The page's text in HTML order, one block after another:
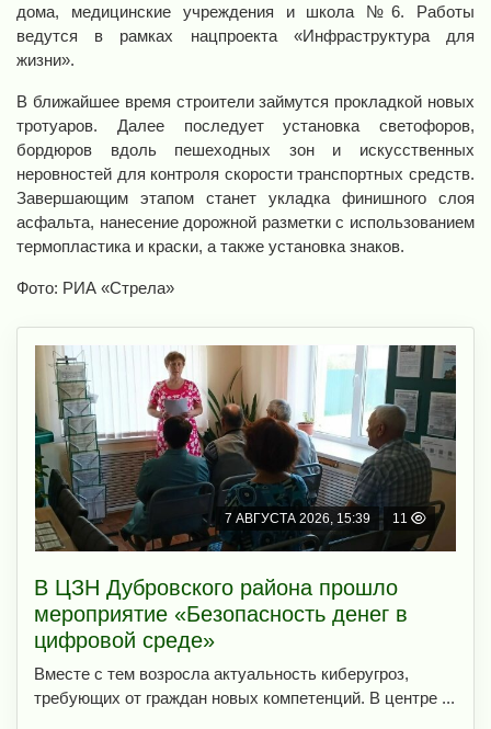
дома, медицинские учреждения и школа №6. Работы
ведутся в рамках нацпроекта «Инфраструктура для
жизни».
В ближайшее время строители займутся прокладкой новых
тротуаров. Далее последует установка светофоров,
бордюров вдоль пешеходных зон и искусственных
неровностей для контроля скорости транспортных средств.
Завершающим этапом станет укладка финишного слоя
асфальта, нанесение дорожной разметки с использованием
термопластика и краски, а также установка знаков.
Фото: РИА «Стрела»
7 АВГУСТА 2026, 15:39 11
В ЦЗН Дубровского района прошло
мероприятие «Безопасность денег в
цифровой среде»
Вместе с тем возросла актуальность киберугроз,
требующих от граждан новых компетенций. В центре ...